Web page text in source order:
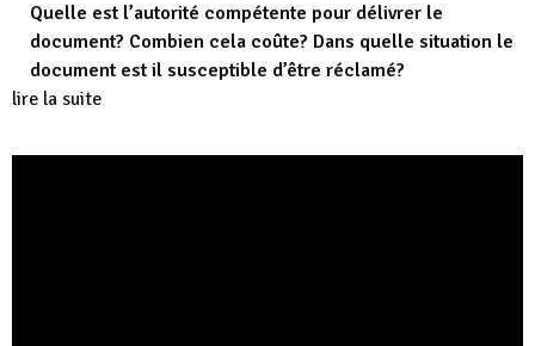
Quelle est l’autorité compétente pour délivrer le
document? Combien cela coûte? Dans quelle situation le
document est il susceptible d’être réclamé?
lire la suite